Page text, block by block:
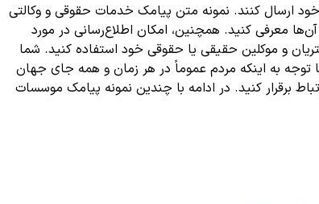
ارسال کنند. نمونه متن پیامک خدمات حقوقی و وکالتی
معرفی کنید. همچنین، امکان اطلاع‌رسانی در مورد
و موکلین حقیقی یا حقوقی خود استفاده کنید. شما
توجه به اینکه مردم عموماً در هر زمان و همه جای جهان
برقرار کنید. در ادامه با چندین نمونه پیامک موسسات